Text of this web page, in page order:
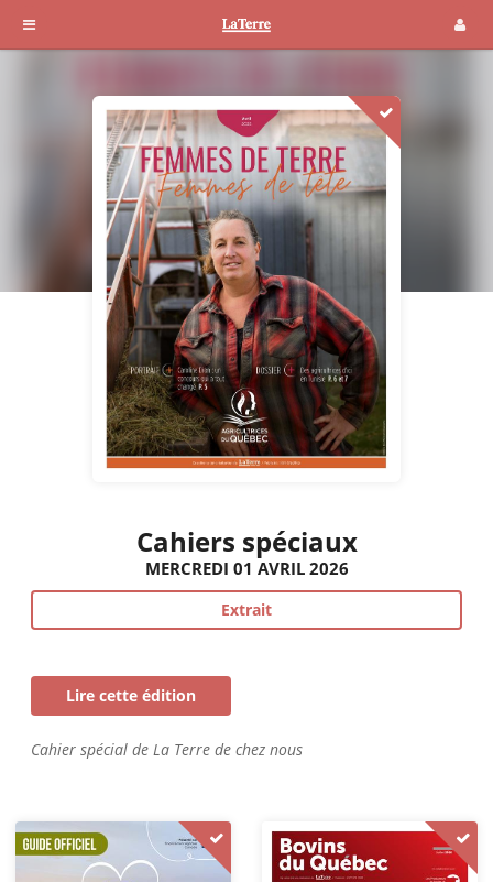
Cahiers spéciaux
MERCREDI 01 AVRIL 2026
Extrait
Lire cette édition
Cahier spécial de La Terre de chez nous